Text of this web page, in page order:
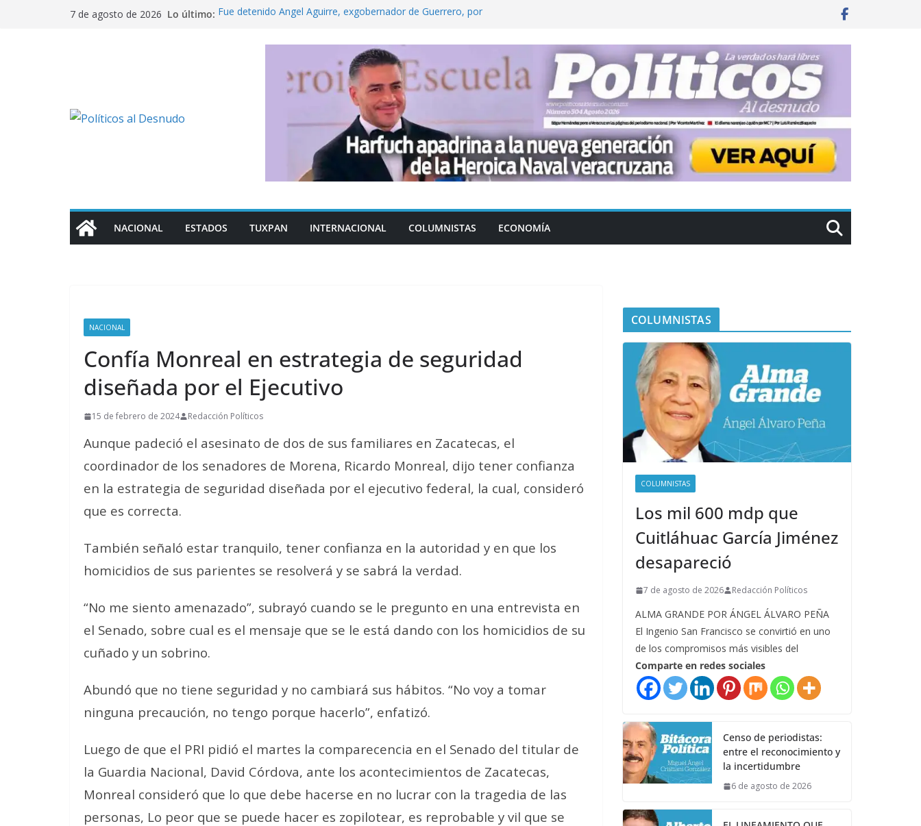
7 de agosto de 2026 Lo último: Fue detenido Ángel Aguirre, exgobernador de Guerrero, por
Detención de Ángel Aguirre no es asunto político: Sheinbaum
¿Dónde consultar fecha, hora y sede para el examen de
control de la UNAM?
Los mil 600 mdp que Cuitláhuac García Jiménez desapareció
NACIONAL ESTADOS TUXPAN INTERNACIONAL COLUMNISTAS ECONOMÍA
NACIONAL
Confía Monreal en estrategia de seguridad
diseñada por el Ejecutivo
15 de febrero de 2024 Redacción Políticos
Aunque padeció el asesinato de dos de sus familiares en Zacatecas, el
coordinador de los senadores de Morena, Ricardo Monreal, dijo tener confianza
en la estrategia de seguridad diseñada por el ejecutivo federal, la cual, consideró
que es correcta.
También señaló estar tranquilo, tener confianza en la autoridad y en que los
homicidios de sus parientes se resolverá y se sabrá la verdad.
“No me siento amenazado”, subrayó cuando se le pregunto en una entrevista en
el Senado, sobre cual es el mensaje que se le está dando con los homicidios de su
cuñado y un sobrino.
Abundó que no tiene seguridad y no cambiará sus hábitos. “No voy a tomar
ninguna precaución, no tengo porque hacerlo”, enfatizó.
Luego de que el PRI pidió el martes la comparecencia en el Senado del titular de
la Guardia Nacional, David Córdova, ante los acontecimientos de Zacatecas,
Monreal consideró que lo que debe hacerse en no lucrar con la tragedia de las
personas, Lo peor que se puede hacer es zopilotear, es reprobable y vil que se
COLUMNISTAS
COLUMNISTAS
Los mil 600 mdp que
Cuitláhuac García Jiménez
desapareció
7 de agosto de 2026 Redacción Políticos
ALMA GRANDE POR ÁNGEL ÁLVARO PEÑA
El Ingenio San Francisco se convirtió en uno
de los compromisos más visibles del
Comparte en redes sociales
Censo de periodistas:
entre el reconocimiento y
la incertidumbre
6 de agosto de 2026